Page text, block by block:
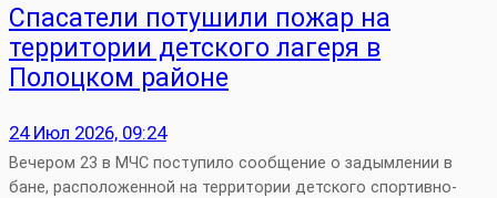
Спасатели потушили пожар на
территории детского лагеря в
Полоцком районе
24 Июл 2026, 09:24
Вечером 23 в МЧС поступило сообщение о задымлении в
бане, расположенной на территории детского спортивно-